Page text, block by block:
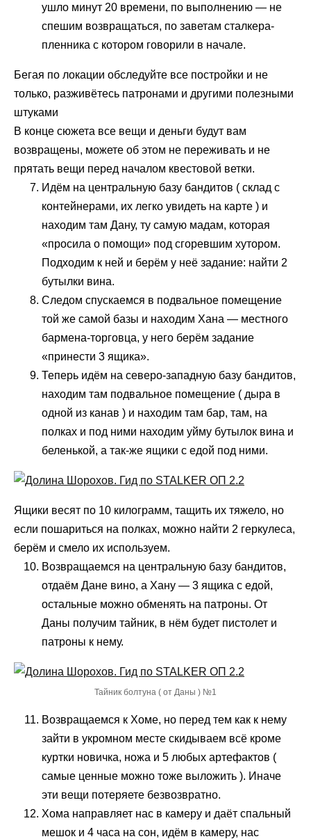
ушло минут 20 времени, по выполнению — не
спешим возвращаться, по заветам сталкера-
пленника с котором говорили в начале.
Бегая по локации обследуйте все постройки и не
только, разживётесь патронами и другими полезными
штуками
В конце сюжета все вещи и деньги будут вам
возвращены, можете об этом не переживать и не
прятать вещи перед началом квестовой ветки.
Идём на центральную базу бандитов ( склад с
контейнерами, их легко увидеть на карте ) и
находим там Дану, ту самую мадам, которая
«просила о помощи» под сгоревшим хутором.
Подходим к ней и берём у неё задание: найти 2
бутылки вина.
Следом спускаемся в подвальное помещение
той же самой базы и находим Хана — местного
бармена-торговца, у него берём задание
«принести 3 ящика».
Теперь идём на северо-западную базу бандитов,
находим там подвальное помещение ( дыра в
одной из канав ) и находим там бар, там, на
полках и под ними находим уйму бутылок вина и
беленькой, а так-же ящики с едой под ними.
Ящики весят по 10 килограмм, тащить их тяжело, но
если пошариться на полках, можно найти 2 геркулеса,
берём и смело их используем.
Возвращаемся на центральную базу бандитов,
отдаём Дане вино, а Хану — 3 ящика с едой,
остальные можно обменять на патроны. От
Даны получим тайник, в нём будет пистолет и
патроны к нему.
Тайник болтуна ( от Даны ) №1
Возвращаемся к Хоме, но перед тем как к нему
зайти в укромном месте скидываем всё кроме
куртки новичка, ножа и 5 любых артефактов (
самые ценные можно тоже выложить ). Иначе
эти вещи потеряете безвозвратно.
Хома направляет нас в камеру и даёт спальный
мешок и 4 часа на сон, идём в камеру, нас